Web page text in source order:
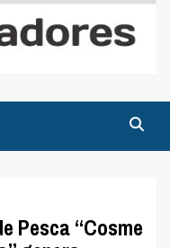
Pesca “Cosme